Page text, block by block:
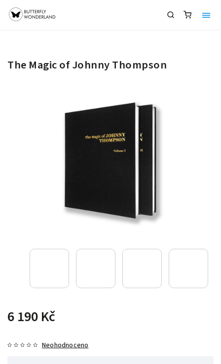
The Magic of Johnny Thompson
6 190 Kč
Neohodnoceno